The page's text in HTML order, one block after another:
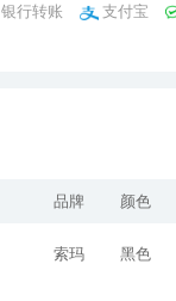
银行转账 支付宝
品牌 颜色
索玛 黑色